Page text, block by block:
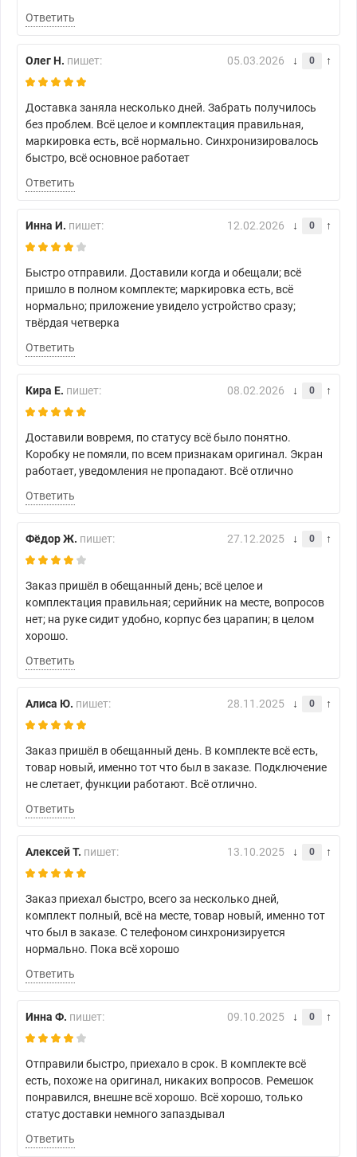
Ответить
Олег Н. пишет: 05.03.2026 0
Доставка заняла несколько дней. Забрать получилось
без проблем. Всё целое и комплектация правильная,
маркировка есть, всё нормально. Синхронизировалось
быстро, всё основное работает
Ответить
Инна И. пишет: 12.02.2026 0
Быстро отправили. Доставили когда и обещали; всё
пришло в полном комплекте; маркировка есть, всё
нормально; приложение увидело устройство сразу;
твёрдая четверка
Ответить
Кира Е. пишет: 08.02.2026 0
Доставили вовремя, по статусу всё было понятно.
Коробку не помяли, по всем признакам оригинал. Экран
работает, уведомления не пропадают. Всё отлично
Ответить
Фёдор Ж. пишет: 27.12.2025 0
Заказ пришёл в обещанный день; всё целое и
комплектация правильная; серийник на месте, вопросов
нет; на руке сидит удобно, корпус без царапин; в целом
хорошо.
Ответить
Алиса Ю. пишет: 28.11.2025 0
Заказ пришёл в обещанный день. В комплекте всё есть,
товар новый, именно тот что был в заказе. Подключение
не слетает, функции работают. Всё отлично.
Ответить
Алексей Т. пишет: 13.10.2025 0
Заказ приехал быстро, всего за несколько дней,
комплект полный, всё на месте, товар новый, именно тот
что был в заказе. С телефоном синхронизируется
нормально. Пока всё хорошо
Ответить
Инна Ф. пишет: 09.10.2025 0
Отправили быстро, приехало в срок. В комплекте всё
есть, похоже на оригинал, никаких вопросов. Ремешок
понравился, внешне всё хорошо. Всё хорошо, только
статус доставки немного запаздывал
Ответить